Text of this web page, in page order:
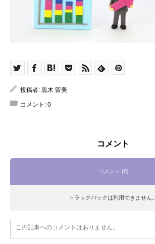
投稿者: 黒木 留美
コメント: 0
コメント
コメント (0)
トラックバックは利用できません。
この記事へのコメントはありません。